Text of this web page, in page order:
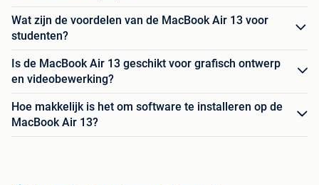
Wat zijn de voordelen van de MacBook Air 13 voor
studenten?
Is de MacBook Air 13 geschikt voor grafisch ontwerp
en videobewerking?
Hoe makkelijk is het om software te installeren op de
MacBook Air 13?